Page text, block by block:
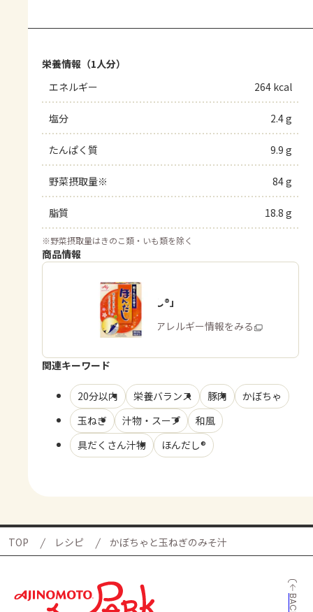
栄養情報（1人分）
エネルギー
264 kcal
塩分 2.4 g
たんぱく質 9.9 g
野菜摂取量※ 84 g
脂質 18.8 g
※野菜摂取量はきのこ類・いも類を除く
商品情報
「ほんだし®」
商品・アレルギー情報をみる
関連キーワード
20分以内 栄養バランス 豚肉
かぼちゃ
玉ねぎ
汁物・スープ
和風
具だくさん汁物
ほんだし®
TOP レシピ かぼちゃと玉ねぎのみそ汁